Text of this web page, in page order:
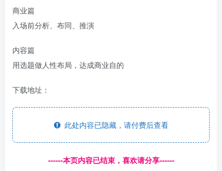
商业篇
入场前分析、布同、推演
内容篇
用选题做人性布局，达成商业自的
下载地址：
此处内容已隐藏，请付费后查看
------本页内容已结束，喜欢请分享------